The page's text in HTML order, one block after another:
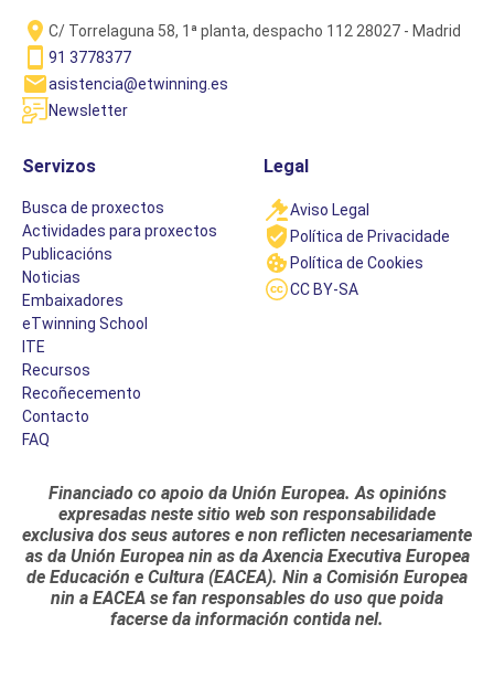
C/ Torrelaguna 58, 1ª planta, despacho 112 28027 - Madrid
91 3778377
asistencia@etwinning.es
Newsletter
Servizos
Busca de proxectos
Actividades para proxectos
Publicacións
Noticias
Embaixadores
eTwinning School
ITE
Recursos
Recoñecemento
Contacto
FAQ
Legal
Aviso Legal
Política de Privacidade
Política de Cookies
CC BY-SA
Financiado co apoio da Unión Europea. As opinións
expresadas neste sitio web son responsabilidade
exclusiva dos seus autores e non reflicten necesariamente
as da Unión Europea nin as da Axencia Executiva Europea
de Educación e Cultura (EACEA). Nin a Comisión Europea
nin a EACEA se fan responsables do uso que poida
facerse da información contida nel.